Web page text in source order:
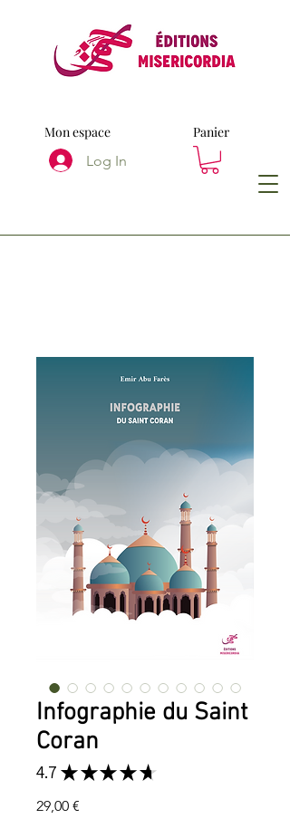
Mon espace
Log In
Panier
Infographie du Saint
Coran
4.7 ★ ★ ★ ★ ★
29,00 €